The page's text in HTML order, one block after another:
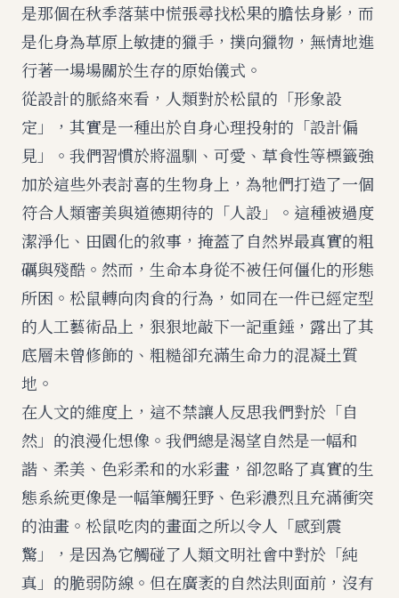
是那個在秋季落葉中慌張尋找松果的膽怯身影，而
是化身為草原上敏捷的獵手，撲向獵物，無情地進
行著一場場關於生存的原始儀式。
從設計的脈絡來看，人類對於松鼠的「形象設
定」，其實是一種出於自身心理投射的「設計偏
見」。我們習慣於將溫馴、可愛、草食性等標籤強
加於這些外表討喜的生物身上，為牠們打造了一個
符合人類審美與道德期待的「人設」。這種被過度
潔淨化、田園化的敘事，掩蓋了自然界最真實的粗
礪與殘酷。然而，生命本身從不被任何僵化的形態
所困。松鼠轉向肉食的行為，如同在一件已經定型
的人工藝術品上，狠狠地敲下一記重錘，露出了其
底層未曾修飾的、粗糙卻充滿生命力的混凝土質
地。
在人文的維度上，這不禁讓人反思我們對於「自
然」的浪漫化想像。我們總是渴望自然是一幅和
諧、柔美、色彩柔和的水彩畫，卻忽略了真實的生
態系統更像是一幅筆觸狂野、色彩濃烈且充滿衝突
的油畫。松鼠吃肉的畫面之所以令人「感到震
驚」，是因為它觸碰了人類文明社會中對於「純
真」的脆弱防線。但在廣袤的自然法則面前，沒有